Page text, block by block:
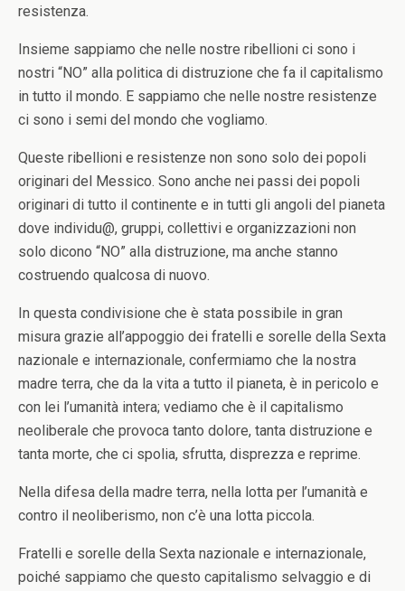
resistenza.
Insieme sappiamo che nelle nostre ribellioni ci sono i
nostri “NO” alla politica di distruzione che fa il capitalismo
in tutto il mondo. E sappiamo che nelle nostre resistenze
ci sono i semi del mondo che vogliamo.
Queste ribellioni e resistenze non sono solo dei popoli
originari del Messico. Sono anche nei passi dei popoli
originari di tutto il continente e in tutti gli angoli del pianeta
dove individu@, gruppi, collettivi e organizzazioni non
solo dicono “NO” alla distruzione, ma anche stanno
costruendo qualcosa di nuovo.
In questa condivisione che è stata possibile in gran
misura grazie all’appoggio dei fratelli e sorelle della Sexta
nazionale e internazionale, confermiamo che la nostra
madre terra, che da la vita a tutto il pianeta, è in pericolo e
con lei l’umanità intera; vediamo che è il capitalismo
neoliberale che provoca tanto dolore, tanta distruzione e
tanta morte, che ci spolia, sfrutta, disprezza e reprime.
Nella difesa della madre terra, nella lotta per l’umanità e
contro il neoliberismo, non c’è una lotta piccola.
Fratelli e sorelle della Sexta nazionale e internazionale,
poiché sappiamo che questo capitalismo selvaggio e di